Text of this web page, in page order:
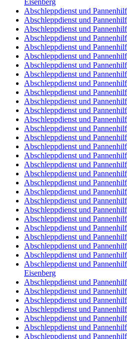
Eisenberg
Abschleppdienst und
Abschleppdienst und
Abschleppdienst und
Abschleppdienst und
Abschleppdienst und
Abschleppdienst und
Abschleppdienst und
Abschleppdienst und
Abschleppdienst und
Abschleppdienst und
Abschleppdienst und
Abschleppdienst und
Abschleppdienst und
Abschleppdienst und
Abschleppdienst und
Abschleppdienst und
Abschleppdienst und
Abschleppdienst und
Abschleppdienst und
Abschleppdienst und
Abschleppdienst und
Abschleppdienst und
Abschleppdienst und
Abschleppdienst und
Abschleppdienst und
Abschleppdienst und
Abschleppdienst und
Abschleppdienst und
Abschleppdienst und
Eisenberg
Abschleppdienst und
Abschleppdienst und
Abschleppdienst und
Abschleppdienst und
Abschleppdienst und
Abschleppdienst und
Abschleppdienst und